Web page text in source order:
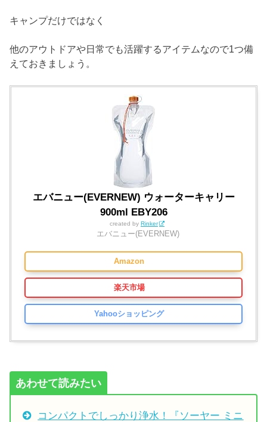
キャンプだけではなく
他のアウトドアや日常でも活躍するアイテムなので1つ備
えておきましょう。
エバニュー(EVERNEW) ウォーターキャリー
900ml EBY206
created by Rinker
エバニュー(EVERNEW)
Amazon
楽天市場
Yahooショッピング
あわせて読みたい
コンパクトでしっかり浄水！『ソーヤー ミニ